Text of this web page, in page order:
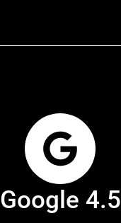
Google 4.5